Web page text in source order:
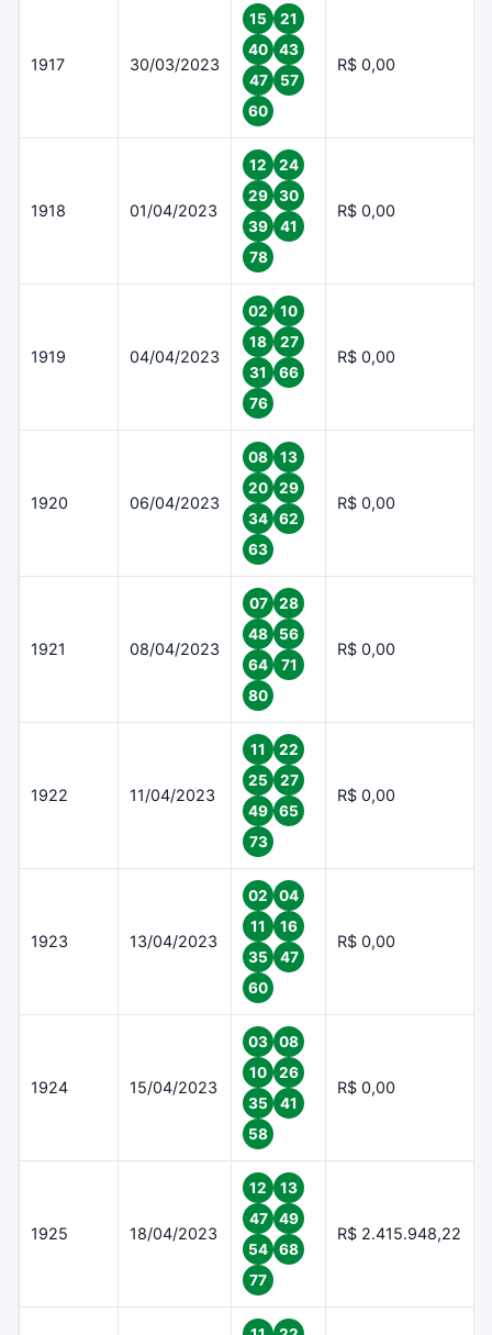
1917 30/03/2023
15
21
40
43
47
57
60
R$ 0,00
1918 01/04/2023
12
24
29
30
39
41
78
R$ 0,00
1919 04/04/2023
02
10
18
27
31
66
76
R$ 0,00
1920 06/04/2023
08
13
20
29
34
62
63
R$ 0,00
1921 08/04/2023
07
28
48
56
64
71
80
R$ 0,00
1922 11/04/2023
11
22
25
27
49
65
73
R$ 0,00
1923 13/04/2023
02
04
11
16
35
47
60
R$ 0,00
1924 15/04/2023
03
08
10
26
35
41
58
R$ 0,00
1925 18/04/2023
12
13
47
49
54
68
77
R$ 2.415.948,22